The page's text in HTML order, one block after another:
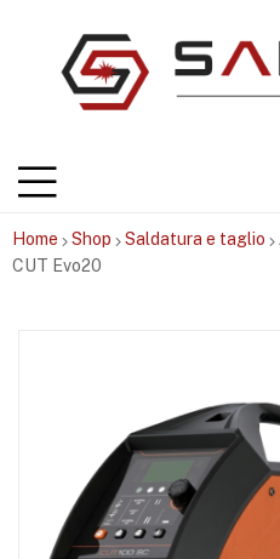
Home Shop Saldatura e taglio
CUT Evo20